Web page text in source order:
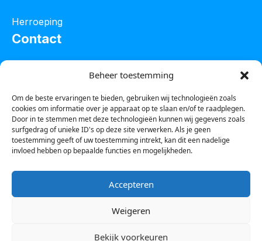
Beheer toestemming
Om de beste ervaringen te bieden, gebruiken wij technologieën zoals
cookies om informatie over je apparaat op te slaan en/of te raadplegen.
Door in te stemmen met deze technologieën kunnen wij gegevens zoals
surfgedrag of unieke ID's op deze site verwerken. Als je geen
toestemming geeft of uw toestemming intrekt, kan dit een nadelige
invloed hebben op bepaalde functies en mogelijkheden.
Accepteren
Weigeren
Bekijk voorkeuren
Herroeping
Contact
Tel :0850601800
Whatsapp : 0623388306
KvK leeuwarden : 61835943
BTW nr : NL001450418B86